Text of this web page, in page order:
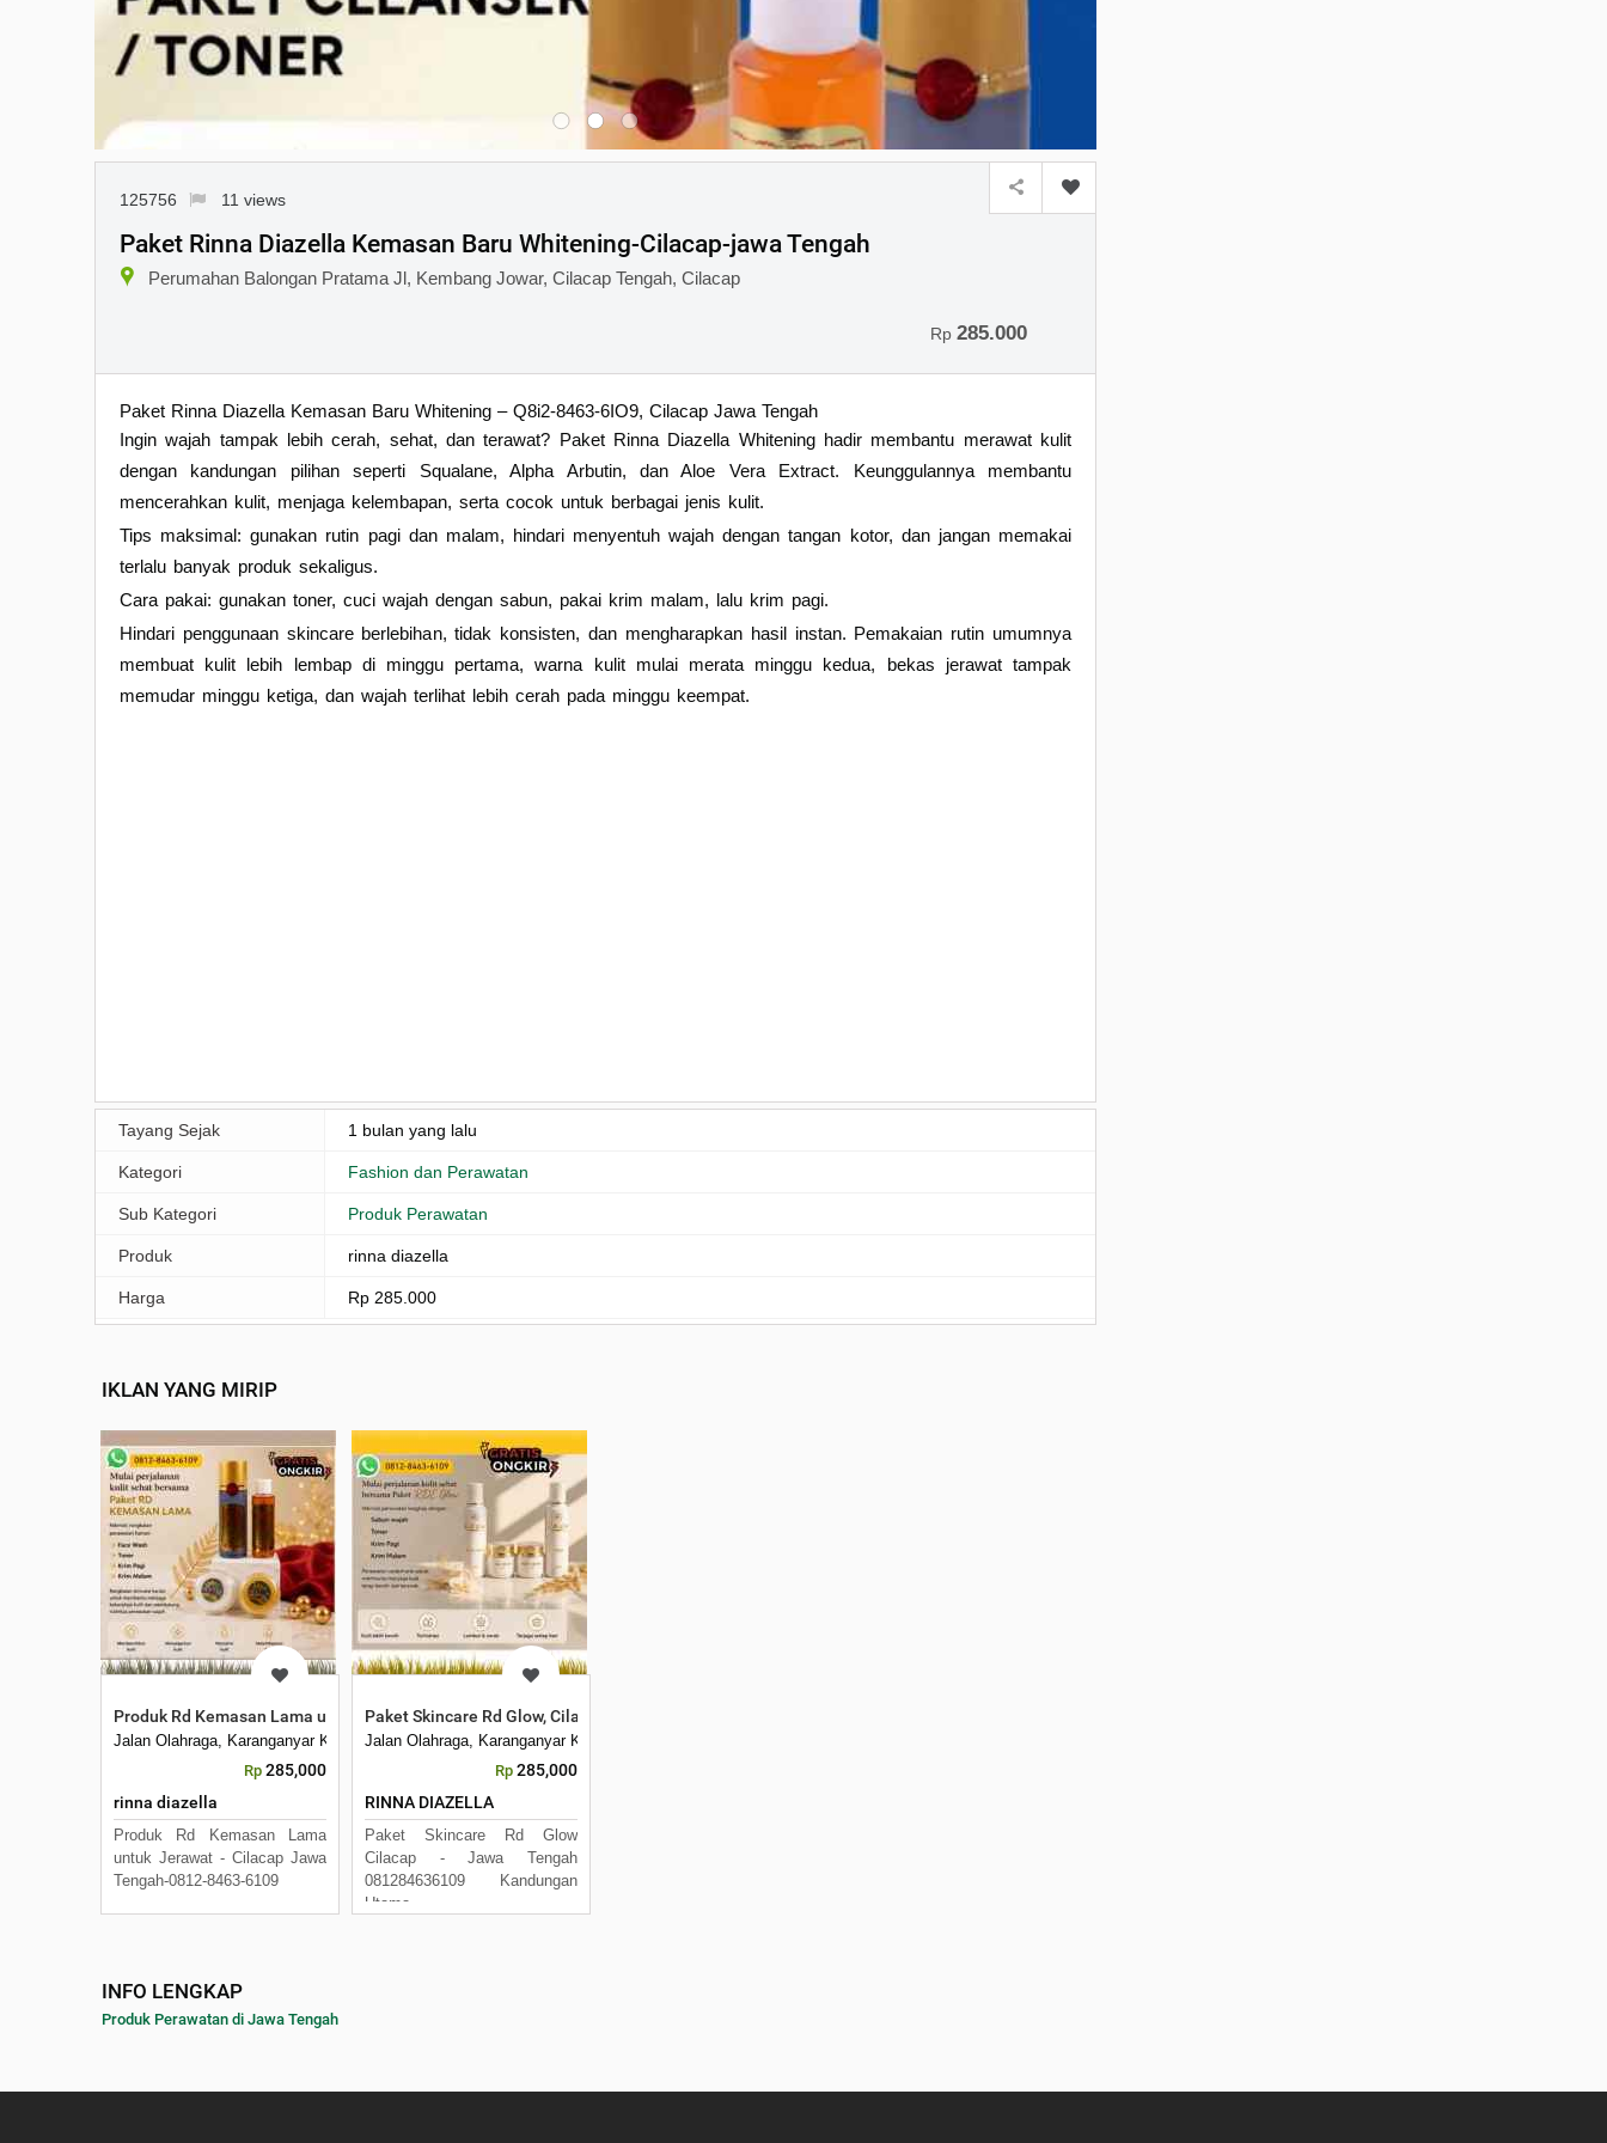
125756 11 views
Paket Rinna Diazella Kemasan Baru Whitening-Cilacap-jawa Tengah
Perumahan Balongan Pratama Jl, Kembang Jowar, Cilacap Tengah, Cilacap
Rp 285.000
Paket Rinna Diazella Kemasan Baru Whitening – Q8i2-8463-6IO9, Cilacap Jawa Tengah
Ingin wajah tampak lebih cerah, sehat, dan terawat? Paket Rinna Diazella Whitening hadir membantu merawat kulit
dengan kandungan pilihan seperti Squalane, Alpha Arbutin, dan Aloe Vera Extract. Keunggulannya membantu
mencerahkan kulit, menjaga kelembapan, serta cocok untuk berbagai jenis kulit.
Tips maksimal: gunakan rutin pagi dan malam, hindari menyentuh wajah dengan tangan kotor, dan jangan memakai
terlalu banyak produk sekaligus.
Cara pakai: gunakan toner, cuci wajah dengan sabun, pakai krim malam, lalu krim pagi.
Hindari penggunaan skincare berlebihan, tidak konsisten, dan mengharapkan hasil instan. Pemakaian rutin umumnya
membuat kulit lebih lembap di minggu pertama, warna kulit mulai merata minggu kedua, bekas jerawat tampak
memudar minggu ketiga, dan wajah terlihat lebih cerah pada minggu keempat.
Tayang Sejak 1 bulan yang lalu
Kategori Fashion dan Perawatan
Sub Kategori Produk Perawatan
Produk rinna diazella
Harga Rp 285.000
IKLAN YANG MIRIP
Produk Rd Kemasan Lama untuk Jerawat, Cilacap-jawa Tengah
Jalan Olahraga, Karanganyar Kel. , Indramayu, Indramayu, 45213, Indonesia,
Rp 285,000
rinna diazella
Produk Rd Kemasan Lama
untuk Jerawat - Cilacap Jawa
Tengah-0812-8463-6109
Paket Skincare Rd Glow, Cilacap-jawa Tengah
Jalan Olahraga, Karanganyar Kel. , Indramayu, Indramayu, 45213, Indonesia, Karanganyar, Indramayu, Indramayu, Jawa Barat, 45213, Indonesia
Rp 285,000
RINNA DIAZELLA
Paket Skincare Rd Glow
Cilacap - Jawa Tengah
081284636109 Kandungan
Utama
INFO LENGKAP
Produk Perawatan di Jawa Tengah